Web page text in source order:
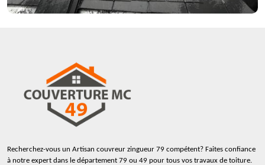
Recherchez-vous un Artisan couvreur zingueur 79 compétent? Faites confiance
à notre expert dans le département 79 ou 49 pour tous vos travaux de toiture.